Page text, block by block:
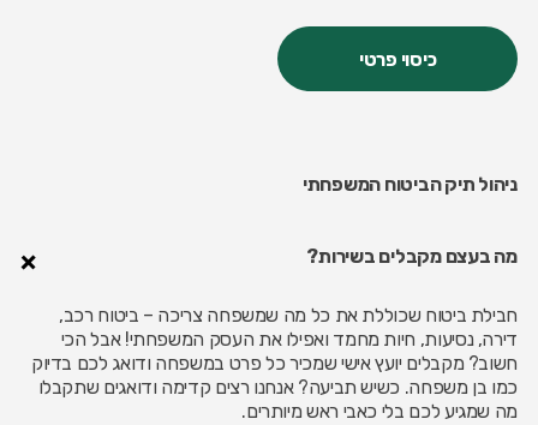
כיסוי פרטי
ניהול תיק הביטוח המשפחתי
מה בעצם מקבלים בשירות?
חבילת ביטוח שכוללת את כל מה שמשפחה צריכה – ביטוח רכב,
דירה, נסיעות, חיות מחמד ואפילו את העסק המשפחתי! אבל הכי
חשוב? מקבלים יועץ אישי שמכיר כל פרט במשפחה ודואג לכם בדיוק
כמו בן משפחה. כשיש תביעה? אנחנו רצים קדימה ודואגים שתקבלו
מה שמגיע לכם בלי כאבי ראש מיותרים.